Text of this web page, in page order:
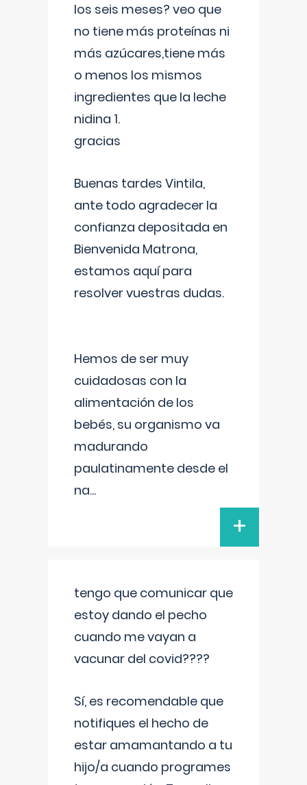
los seis meses? veo que
no tiene más proteínas ni
más azúcares,tiene más
o menos los mismos
ingredientes que la leche
nidina 1.
gracias
Buenas tardes Vintila,
ante todo agradecer la
confianza depositada en
Bienvenida Matrona,
estamos aquí para
resolver vuestras dudas.
Hemos de ser muy
cuidadosas con la
alimentación de los
bebés, su organismo va
madurando
paulatinamente desde el
na...
+
tengo que comunicar que
estoy dando el pecho
cuando me vayan a
vacunar del covid????
Sí, es recomendable que
notifiques el hecho de
estar amamantando a tu
hijo/a cuando programes